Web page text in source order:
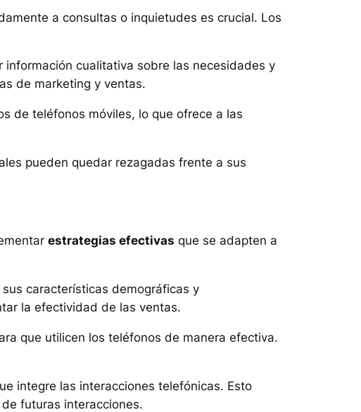
a consultas o inquietudes es crucial. Los
cualitativa sobre las necesidades y
de marketing y ventas.
de teléfonos móviles, lo que ofrece a las
pueden quedar rezagadas frente a sus
estrategias efectivas que se adapten a
características demográficas y
la efectividad de las ventas.
que utilicen los teléfonos de manera efectiva.
integre las interacciones telefónicas. Esto
futuras interacciones.